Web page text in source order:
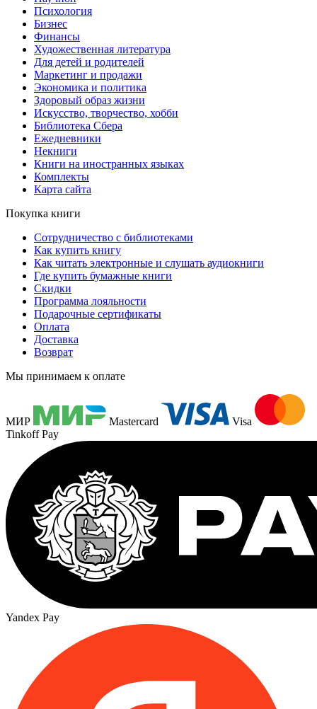
Психология
Бизнес
Финансы
Художественная литература
Для детей и родителей
Маркетинг и продажи
Экономика и политика
Здоровый образ жизни
Искусство, творчество, хобби
Библиотека Сбера
Ежедневники
Некниги
Книги на иностранных языках
Комплекты
Карта сайта
Покупка книги
Сотрудничество с библиотеками
Как купить книгу
Как читать электронные и слушать аудиокниги
Где купить бумажные книги
Скидки
Программа лояльности
Подарочные сертификаты
Оплата
Доставка
Возврат
Мы принимаем к оплате
МИР Mastercard
Visa
Tinkoff Pay
Yandex Pay